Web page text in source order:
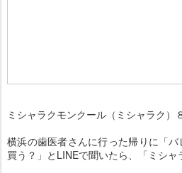
ミシャラクモンクール（ミシャラク）
横浜の歯医者さんに行った帰りに「
買う？」とLINEで聞いたら、「ミシャ